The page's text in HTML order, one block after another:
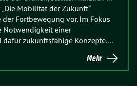
Mobilität der Zukunft“
Fortbewegung vor. Im Fokus
Notwendigkeit einer
dafür zukunftsfähige Konzepte.…
Mehr